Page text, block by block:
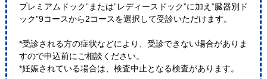
プレミアムドック”または”レディースドック”に加え”臓器別ド
ック”9コースから2コースを選択して受診いただけます。
*受診される方の症状などにより、受診できない場合がありま
すので申込前にご相談ください。
*妊娠されている場合は、検査中止となる検査があります。